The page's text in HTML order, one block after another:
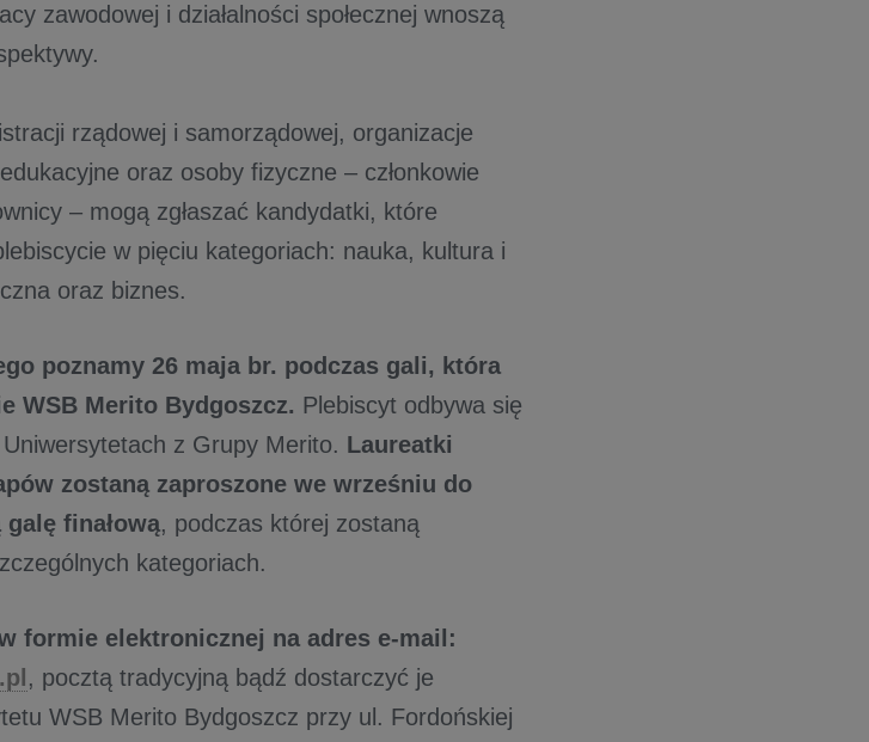
zawodowej i działalności społecznej wnoszą
rządowej i samorządowej, organizacje
oraz osoby fizyczne – członkowie
– mogą zgłaszać kandydatki, które
w pięciu kategoriach: nauka, kultura i
oraz biznes.
poznamy 26 maja br. podczas gali, która
WSB Merito Bydgoszcz. Plebiscyt odbywa się
z Grupy Merito. Laureatki
zostaną zaproszone we wrześniu do
finałową, podczas której zostaną
kategoriach.
formie elektronicznej na adres e-mail:
, pocztą tradycyjną bądź dostarczyć je
WSB Merito Bydgoszcz przy ul. Fordońskiej